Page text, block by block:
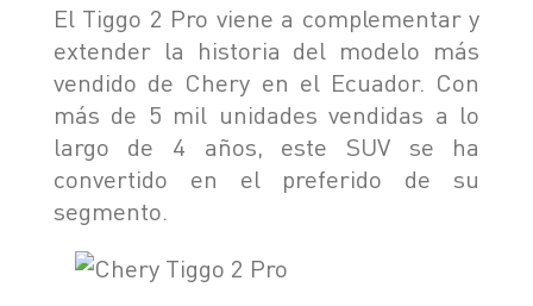
El Tiggo 2 Pro viene a complementar y
extender la historia del modelo más
vendido de Chery en el Ecuador. Con
más de 5 mil unidades vendidas a lo
largo de 4 años, este SUV se ha
convertido en el preferido de su
segmento.